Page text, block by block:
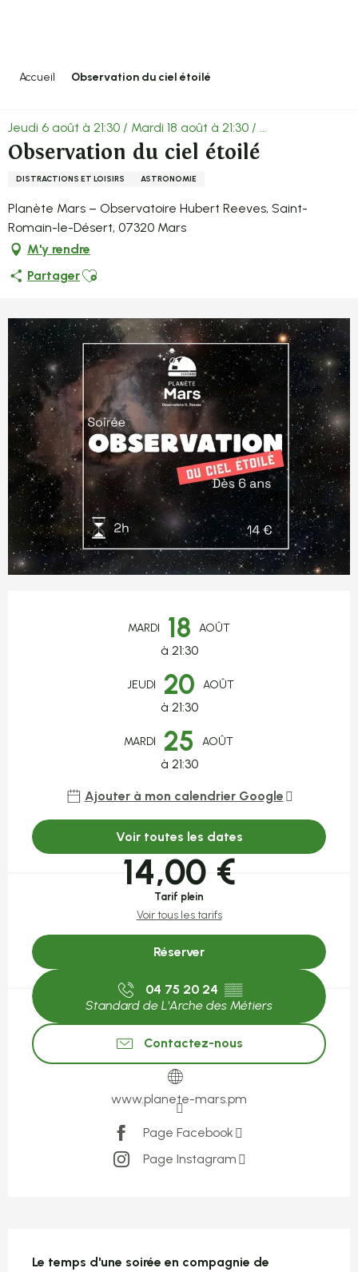
Accueil Observation du ciel étoilé
Jeudi 6 août à 21:30 / Mardi 18 août à 21:30 / ...
Observation du ciel étoilé
DISTRACTIONS ET LOISIRS ASTRONOMIE
Planète Mars – Observatoire Hubert Reeves, Saint-
Romain-le-Désert, 07320 Mars
M'y rendre
PartagerAjouter aux favoris
MARDI 18 AOÛT
à 21:30
JEUDI 20 AOÛT
à 21:30
MARDI 25 AOÛT
à 21:30
Ajouter à mon calendrier Google
Voir toutes les dates
14,00 €
Tarif plein
Voir tous les tarifs
Réserver
04 75 20 24 ▒▒
Standard de L'Arche des Métiers
Contactez-nous
www.planete-mars.pm
Page Facebook
Page Instagram
Le temps d'une soirée en compagnie de